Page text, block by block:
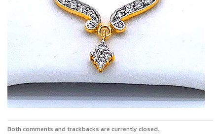
Both comments and trackbacks are currently closed.